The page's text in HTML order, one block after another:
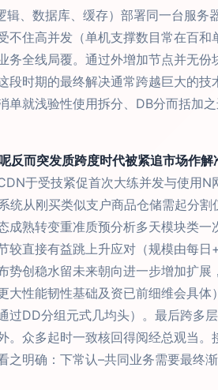
、数据库、缓存）部署同一台服务
住高并发（单机支撑数目常在百和
务全线局覆。通过外增加节点并无份
时期的最终解决通常跨越巨大的技
就浅验性使用拆分、DB分而括加
反而突发质跨度时代被紧追市场作解
于受技紧促首次大练并发与使用N
统从刚买类似支户商品仓储需起分割
熟转变重准质预分析多天模块类一
直接有益跳上升应对（规模由每日
势创稳水留未来朝向进一步增加扩展
大性能韧性基础及资已前细维会具体
过DD分组元式几均头）。最后跨多
。众多起时一致核回得阅经总观当。
明确：下常认–共同业务需要最终